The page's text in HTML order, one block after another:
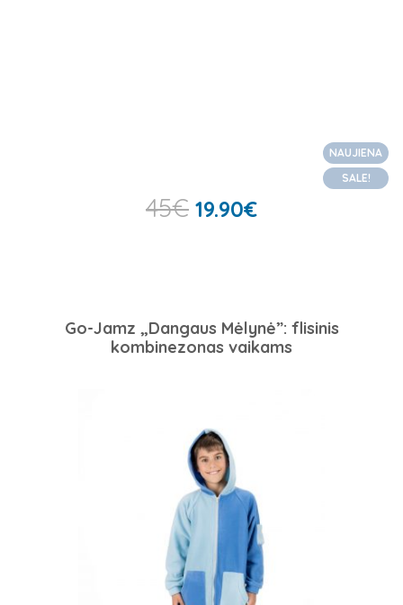
NAUJIENA
SALE!
45€ 19.90€
Go-Jamz „Dangaus Mėlynė”: flisinis
kombinezonas vaikams